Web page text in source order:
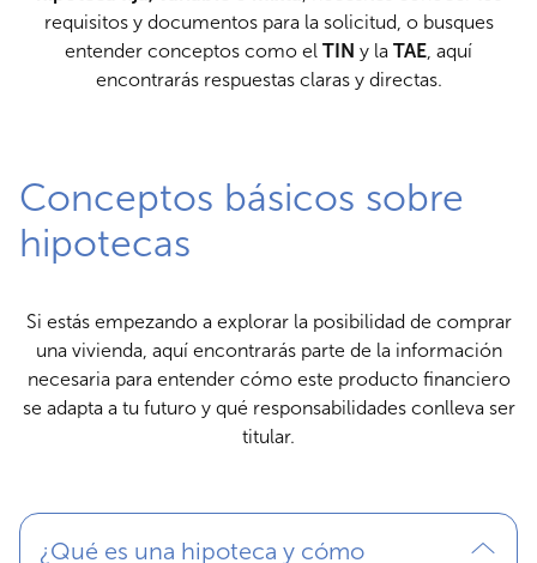
requisitos y documentos para la solicitud, o busques
entender conceptos como el TIN y la TAE, aquí
encontrarás respuestas claras y directas.
Conceptos básicos sobre
hipotecas
Si estás empezando a explorar la posibilidad de comprar
una vivienda, aquí encontrarás parte de la información
necesaria para entender cómo este producto financiero
se adapta a tu futuro y qué responsabilidades conlleva ser
titular.
¿Qué es una hipoteca y cómo